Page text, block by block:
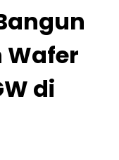
Wafer
di